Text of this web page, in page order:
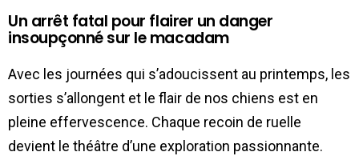
Un arrêt fatal pour flairer un danger
insoupçonné sur le macadam
Avec les journées qui s’adoucissent au printemps, les
sorties s’allongent et le flair de nos chiens est en
pleine effervescence. Chaque recoin de ruelle
devient le théâtre d’une exploration passionnante.